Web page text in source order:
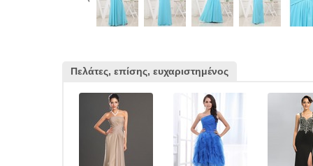
Πελάτες, επίσης, ευχαριστημένος